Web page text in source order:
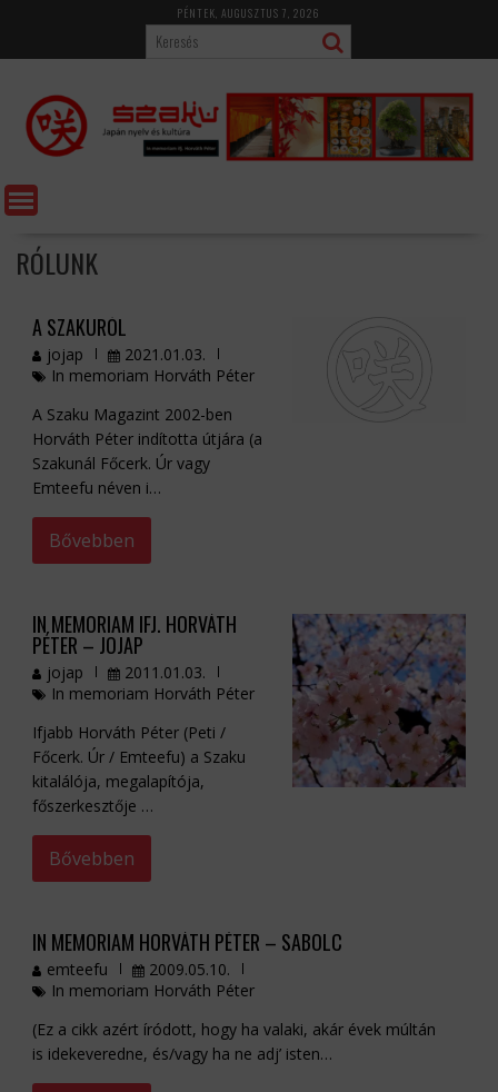
content
PÉNTEK, AUGUSZTUS 7, 2026
RÓLUNK
A SZAKURÓL
jojap
2021.01.03.
In memoriam Horváth Péter
A Szaku Magazint 2002-ben
Horváth Péter indította útjára (a
Szakunál Főcerk. Úr vagy
Emteefu néven i…
Bővebben
IN MEMORIAM IFJ. HORVÁTH
PÉTER – JOJAP
jojap
2011.01.03.
In memoriam Horváth Péter
Ifjabb Horváth Péter (Peti /
Főcerk. Úr / Emteefu) a Szaku
kitalálója, megalapítója,
főszerkesztője …
Bővebben
IN MEMORIAM HORVÁTH PÉTER – SABOLC
emteefu
2009.05.10.
In memoriam Horváth Péter
(Ez a cikk azért íródott, hogy ha valaki, akár évek múltán
is idekeveredne, és/vagy ha ne adj’ isten…